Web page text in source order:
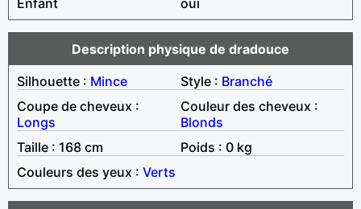
Description physique de dradouce
Silhouette : Mince Style : Branché
Coupe de cheveux :
Longs
Couleur des cheveux :
Blonds
Taille : 168 cm
Poids : 0 kg
Couleurs des yeux : Verts